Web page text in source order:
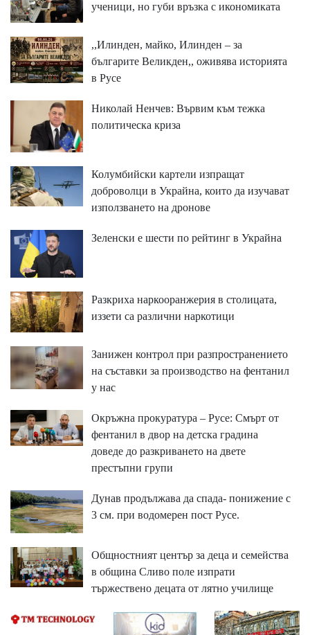
ученици, но губи връзка с икономиката
,,Илинден, майко, Илинден – за
българите Великден,, оживява историята
в Русе
Николай Ненчев: Вървим към тежка
политическа криза
Колумбийски картели изпращат
доброволци в Украйна, които да изучават
използването на дронове
Зеленски е шести по рейтинг в Украйна
Разкриха наркооранжерия в столицата,
иззети са различни наркотици
Занижен контрол при разпространението
на съставки за производство на фентанил
у нас
Окръжна прокуратура – Русе: Смърт от
фентанил в двор на детска градина
доведе до разкриването на двете
престъпни групи
Дунав продължава да спада- понижение с
3 см. при водомерен пост Русе.
Общностният център за деца и семейства
в община Сливо поле изпрати
тържествено децата от лятно училище